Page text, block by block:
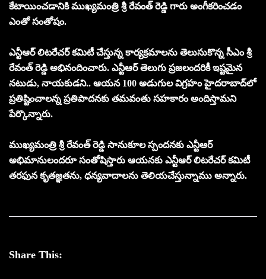
కేటాయించడానికి ముఖ్యమంత్రి శ్రీ రేవంత్‌ రెడ్డి గారు అంగీకరించడం
ఎంతో సంతోషం.
ఎన్టీఆర్‌ లిటరేచర్‌ కమిటీ చేస్తున్న కార్యక్రమాలను తెలుసుకొన్న సీఎం శ్రీ
రేవంత్‌ రెడ్డి అభినందించారు. ఎన్టీఆర్‌ తెలుగు ప్రజలందరికీ ఇష్టమైన
నటుడు, నాయకుడని.. ఆయన 100 అడుగుల విగ్రహం హైదరాబాద్‌లో
ప్రతిష్టించాలన్న ప్రతిపాదనకు తమవంతు సహకారం అందిస్తామని
పేర్కొన్నారు.
ముఖ్యమంత్రి శ్రీ రేవంత్‌ రెడ్డి సానుకూల స్పందనకు ఎన్టీఆర్‌
అభిమానులందరూ సంతోషిస్తారు ఆయనకు ఎన్టీఆర్‌ లిటరేచర్‌ కమిటీ
తరఫున కృతజ్ఞతను, ధన్యవాదాలను తెలియచేస్తున్నాము అన్నారు.
Share This: